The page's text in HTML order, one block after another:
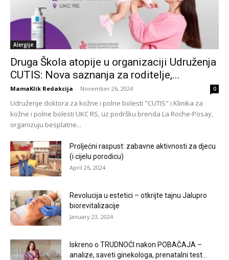
Alergije
Druga Škola atopije u organizaciji Udruženja
CUTIS: Nova saznanja za roditelje,...
MamaKlik Redakcija - November 26, 2024 0
Udruženje doktora za kožne i polne bolesti "CUTIS" i Klinika za
kožne i polne bolesti UKC RS, uz podršku brenda La Roche-Posay,
organizuju besplatne...
Proljećni raspust: zabavne aktivnosti za djecu
(i cijelu porodicu)
April 26, 2024
Revolucija u estetici – otkrijte tajnu Jalupro
biorevitalizacije
January 23, 2024
Iskreno o TRUDNOĆI nakon POBAČAJA –
analize, saveti ginekologa, prenatalni test...